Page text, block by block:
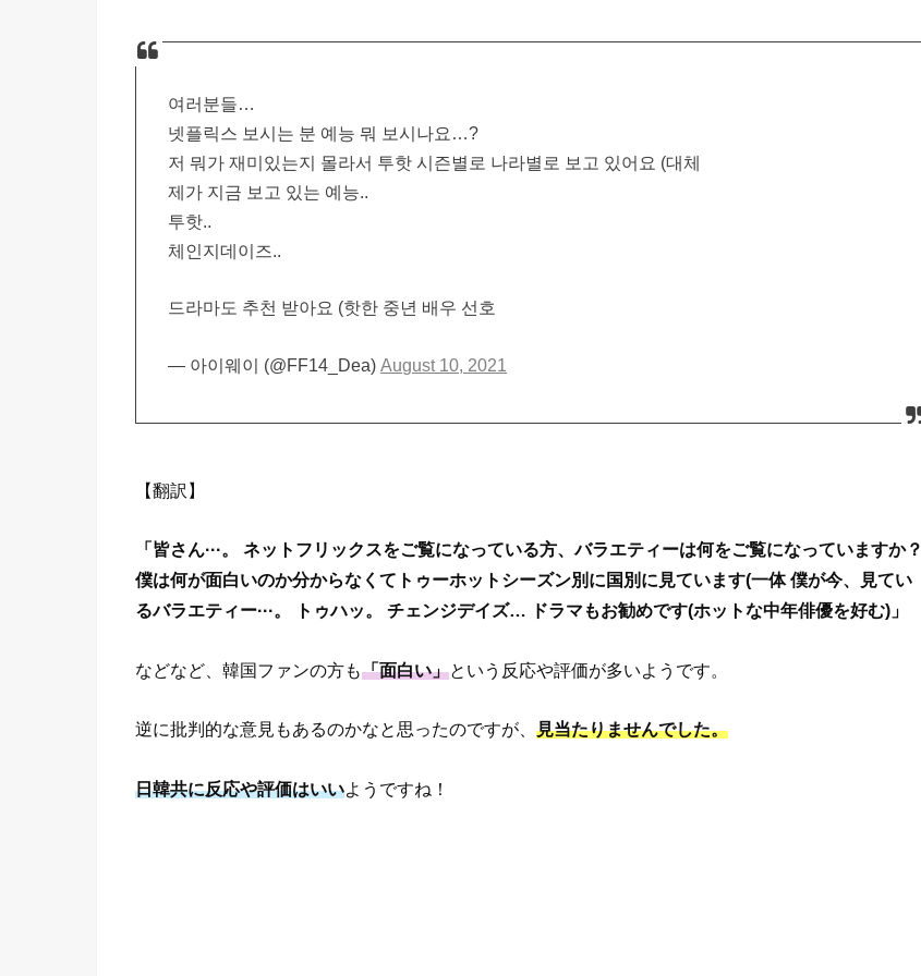
여러분들…
넷플릭스 보시는 분 예능 뭐 보시나요…?
저 뭐가 재미있는지 몰라서 투핫 시즌별로 나라별로 보고 있어요 (대체
제가 지금 보고 있는 예능..
투핫..
체인지데이즈..
드라마도 추천 받아요 (핫한 중년 배우 선호
— 아이웨이 (@FF14_Dea)August 10, 2021
【翻訳】
「皆さん···。 ネットフリックスをご覧になっている方、バラエティーは何をご覧になっていますか？
僕は何が面白いのか分からなくてトゥーホットシーズン別に国別に見ています(一体 僕が今、見てい
るバラエティー···。 トゥハッ。 チェンジデイズ… ドラマもお勧めです(ホットな中年俳優を好む)」
などなど、韓国ファンの方も「面白い」という反応や評価が多いようです。
逆に批判的な意見もあるのかなと思ったのですが、 見当たりませんでした。
日韓共に反応や評価はいい ようですね！